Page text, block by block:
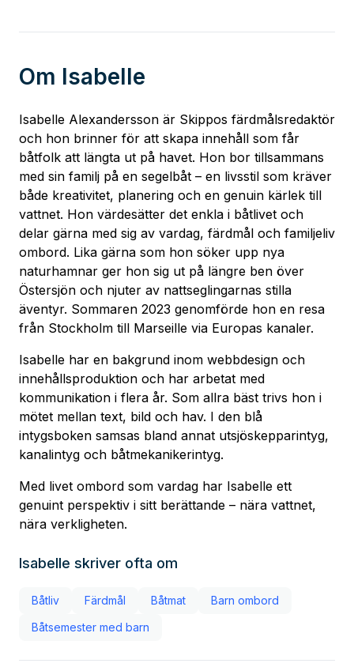
Om Isabelle
Isabelle Alexandersson är Skippos färdmålsredaktör
och hon brinner för att skapa innehåll som får
båtfolk att längta ut på havet. Hon bor tillsammans
med sin familj på en segelbåt – en livsstil som kräver
både kreativitet, planering och en genuin kärlek till
vattnet. Hon värdesätter det enkla i båtlivet och
delar gärna med sig av vardag, färdmål och familjeliv
ombord. Lika gärna som hon söker upp nya
naturhamnar ger hon sig ut på längre ben över
Östersjön och njuter av nattseglingarnas stilla
äventyr. Sommaren 2023 genomförde hon en resa
från Stockholm till Marseille via Europas kanaler.
Isabelle har en bakgrund inom webbdesign och
innehållsproduktion och har arbetat med
kommunikation i flera år. Som allra bäst trivs hon i
mötet mellan text, bild och hav. I den blå
intygsboken samsas bland annat utsjöskepparintyg,
kanalintyg och båtmekanikerintyg.
Med livet ombord som vardag har Isabelle ett
genuint perspektiv i sitt berättande – nära vattnet,
nära verkligheten.
Isabelle skriver ofta om
Båtliv Färdmål Båtmat
Barn ombord
Båtsemester med barn